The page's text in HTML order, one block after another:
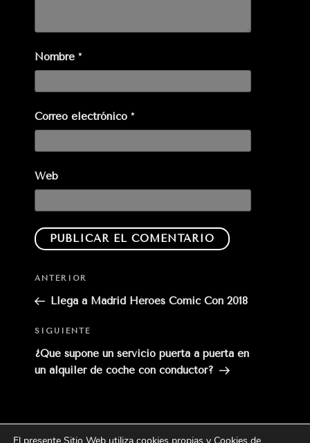
Nombre *
Correo electrónico *
Web
Entrada
anterior:
ANTERIOR
Llega a Madrid Héroes Comic Con 2018
Siguiente
entrada
SIGUIENTE
¿Qué supone un servicio puerta a puerta en
un alquiler de coche con conductor?